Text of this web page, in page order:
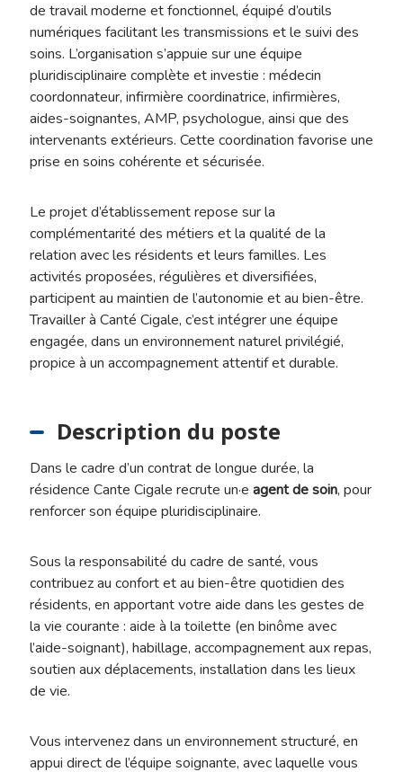
de travail moderne et fonctionnel, équipé d’outils
numériques facilitant les transmissions et le suivi des
soins. L’organisation s’appuie sur une équipe
pluridisciplinaire complète et investie : médecin
coordonnateur, infirmière coordinatrice, infirmières,
aides-soignantes, AMP, psychologue, ainsi que des
intervenants extérieurs. Cette coordination favorise une
prise en soins cohérente et sécurisée.
Le projet d’établissement repose sur la
complémentarité des métiers et la qualité de la
relation avec les résidents et leurs familles. Les
activités proposées, régulières et diversifiées,
participent au maintien de l’autonomie et au bien-être.
Travailler à Canté Cigale, c’est intégrer une équipe
engagée, dans un environnement naturel privilégié,
propice à un accompagnement attentif et durable.
Description du poste
Dans le cadre d’un contrat de longue durée, la
résidence Cante Cigale recrute un·e agent de soin, pour
renforcer son équipe pluridisciplinaire.
Sous la responsabilité du cadre de santé, vous
contribuez au confort et au bien-être quotidien des
résidents, en apportant votre aide dans les gestes de
la vie courante : aide à la toilette (en binôme avec
l’aide-soignant), habillage, accompagnement aux repas,
soutien aux déplacements, installation dans les lieux
de vie.
Vous intervenez dans un environnement structuré, en
appui direct de l’équipe soignante, avec laquelle vous